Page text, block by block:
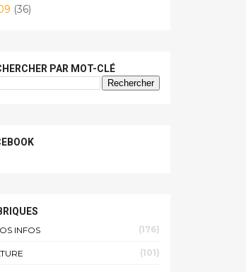
(36)
PAR MOT-CLÉ
INFOS (176)
(101)